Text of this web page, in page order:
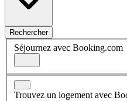
Rechercher
Séjournez avec Booking.com
Trouvez un logement avec